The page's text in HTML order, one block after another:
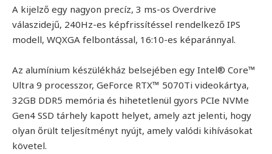
A kijelző egy nagyon precíz, 3 ms-os Overdrive
válaszidejű, 240Hz-es képfrissítéssel rendelkező IPS
modell, WQXGA felbontással, 16:10-es képaránnyal.
Az alumínium készülékház belsejében egy Intel® Core™
Ultra 9 processzor, GeForce RTX™ 5070Ti videokártya,
32GB DDR5 memória és hihetetlenül gyors PCIe NVMe
Gen4 SSD tárhely kapott helyet, amely azt jelenti, hogy
olyan őrült teljesítményt nyújt, amely valódi kihívásokat
követel.